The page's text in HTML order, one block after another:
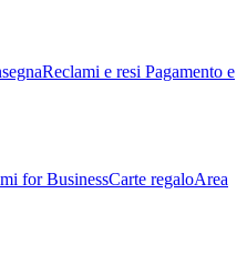
Reclami e resi Pagamento e
for BusinessCarte regaloArea